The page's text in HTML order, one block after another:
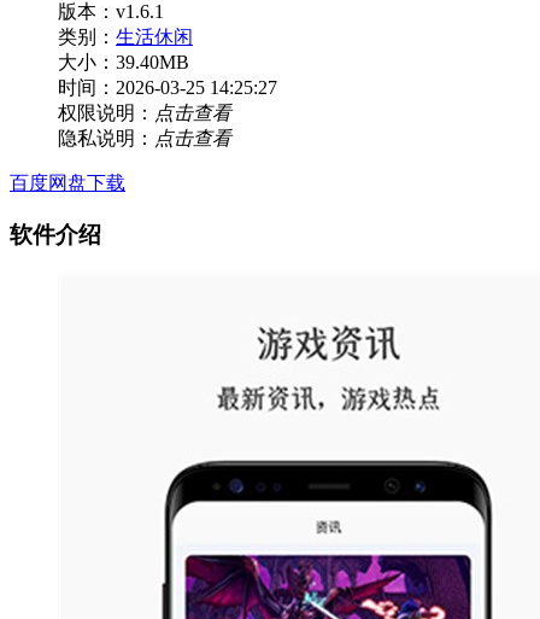
版本：v1.6.1
类别： 生活休闲
大小：39.40MB
时间：2026-03-25 14:25:27
权限说明： 点击查看
隐私说明： 点击查看
百度网盘下载
软件介绍